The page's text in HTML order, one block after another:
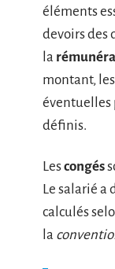
éléments
devoirs des
la
montant,
éventuelles
définis.
Lescongés
Le salarié a
calculés
la